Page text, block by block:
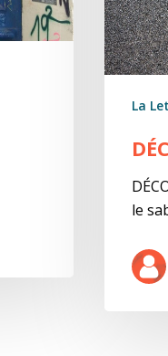
La
le